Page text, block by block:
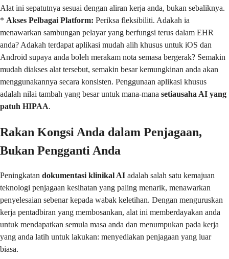
Alat ini sepatutnya sesuai dengan aliran kerja anda, bukan sebaliknya.
* Akses Pelbagai Platform: Periksa fleksibiliti. Adakah ia
menawarkan sambungan pelayar yang berfungsi terus dalam EHR
anda? Adakah terdapat aplikasi mudah alih khusus untuk iOS dan
Android supaya anda boleh merakam nota semasa bergerak? Semakin
mudah diakses alat tersebut, semakin besar kemungkinan anda akan
menggunakannya secara konsisten. Penggunaan aplikasi khusus
adalah nilai tambah yang besar untuk mana-mana setiausaha AI yang
patuh HIPAA.
Rakan Kongsi Anda dalam Penjagaan,
Bukan Pengganti Anda
Peningkatan dokumentasi klinikal AI adalah salah satu kemajuan
teknologi penjagaan kesihatan yang paling menarik, menawarkan
penyelesaian sebenar kepada wabak keletihan. Dengan menguruskan
kerja pentadbiran yang membosankan, alat ini memberdayakan anda
untuk mendapatkan semula masa anda dan menumpukan pada kerja
yang anda latih untuk lakukan: menyediakan penjagaan yang luar
biasa.